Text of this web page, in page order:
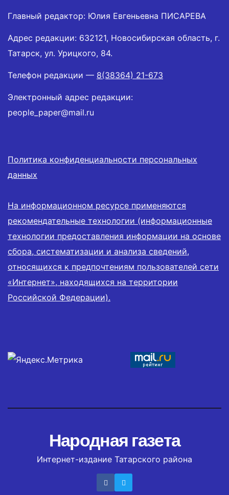
Главный редактор: Юлия Евгеньевна ПИСАРЕВА
Адрес редакции: 632121, Новосибирская область, г.
Татарск, ул. Урицкого, 84.
Телефон редакции — 8(38364) 21-673
Электронный адрес редакции:
people_paper@mail.ru
Политика конфиденциальности персональных
данных
На информационном ресурсе применяются
рекомендательные технологии (информационные
технологии предоставления информации на основе
сбора, систематизации и анализа сведений,
относящихся к предпочтениям пользователей сети
«Интернет», находящихся на территории
Российской Федерации).
Народная газета
Интернет-издание Татарского района